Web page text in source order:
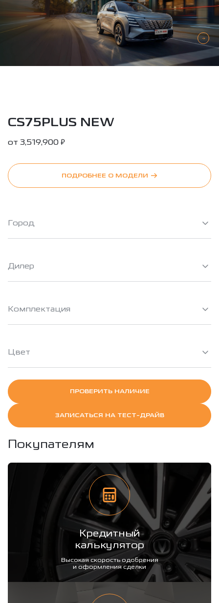
CS75PLUS NEW
от 3,519,900 ₽
ПОДРОБНЕЕ О МОДЕЛИ
Город
Дилер
Комплектация
Цвет
ПРОВЕРИТЬ НАЛИЧИЕ
ЗАПИСАТЬСЯ НА ТЕСТ-ДРАЙВ
Покупателям
Кредитный
калькулятор
Высокая скорость одобрения
и оформления сделки